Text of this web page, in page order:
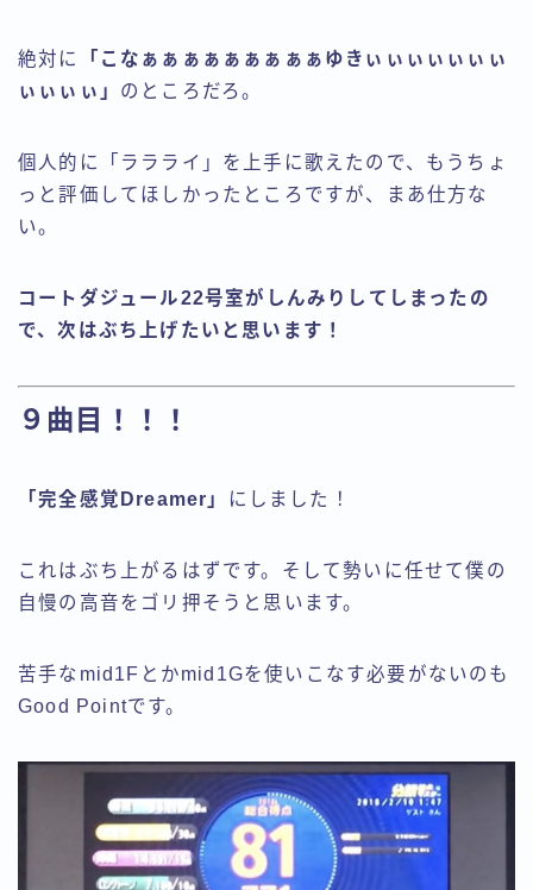
絶対に
「こなぁぁぁぁぁぁぁぁぁゆきぃぃぃぃぃぃぃ
ぃぃぃぃ」 のところだろ。
個人的に「ララライ」を上手に歌えたので、もうちょ
っと評価してほしかったところですが、まあ仕方な
い。
コートダジュール22号室がしんみりしてしまったの
で、次はぶち上げたいと思います！
９曲目！！！
「完全感覚Dreamer」 にしました！
これはぶち上がるはずです。そして勢いに任せて僕の
自慢の高音をゴリ押そうと思います。
苦手なmid1Fとかmid1Gを使いこなす必要がないのも
Good Pointです。